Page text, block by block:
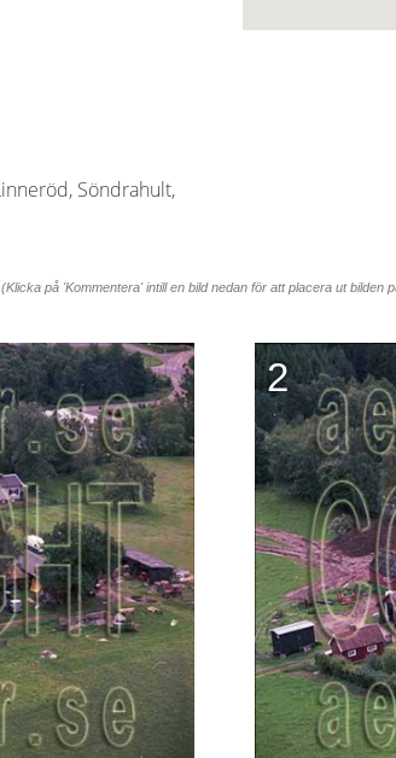
Söndrahult,
(Klicka på 'Kommentera' intill en bild nedan för att placera ut bilden
2